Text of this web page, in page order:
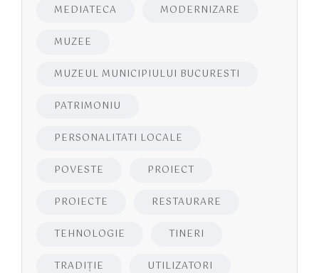
MEDIATECA MODERNIZARE
MUZEE
MUZEUL MUNICIPIULUI BUCURESTI
PATRIMONIU
PERSONALITATI LOCALE
POVESTE PROIECT
PROIECTE RESTAURARE
TEHNOLOGIE TINERI
TRADIȚIE UTILIZATORI